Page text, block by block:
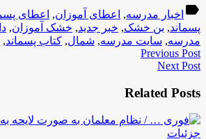
label اخبار مدرسه, اعطای آموزان, اعطای
پسماند, بن خشک, خبر جدید, خشک آموزان,
مدرسه, سایت مدرسه, شمال, کتاب پسماند,
Previous Post
Next Post
Related Posts